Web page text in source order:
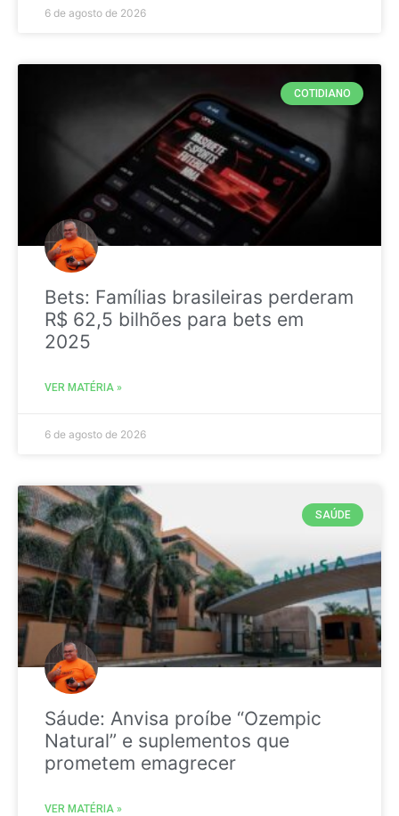
6 de agosto de 2026
COTIDIANO
Bets: Famílias brasileiras perderam
R$ 62,5 bilhões para bets em
2025
VER MATÉRIA »
6 de agosto de 2026
SAÚDE
Sáude: Anvisa proíbe “Ozempic
Natural” e suplementos que
prometem emagrecer
VER MATÉRIA »